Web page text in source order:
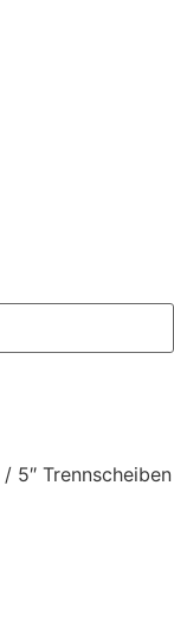
/ 5″ Trennscheiben